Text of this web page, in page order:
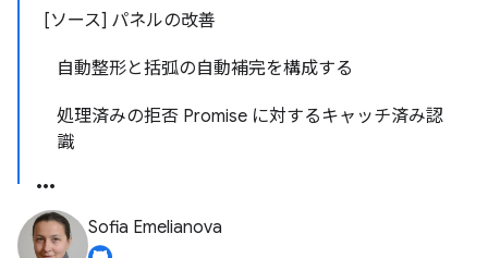
[ソース] パネルの改善
自動整形と括弧の自動補完を構成する
処理済みの拒否 Promise に対するキャッチ済み認
識
Sofia Emelianova